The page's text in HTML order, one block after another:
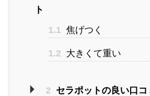
ト
1.1 焦げつく
1.2 大きくて重い
2 セラポットの良い口コ